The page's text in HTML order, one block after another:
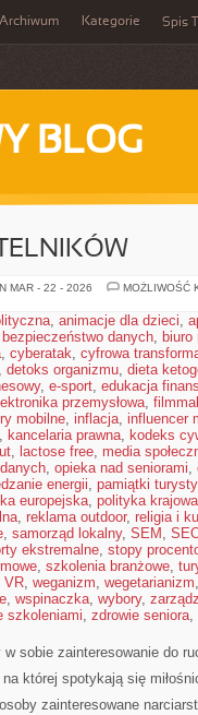
Archiwum Kategorie Spis
BLOG
MAR - 22 - 2026
MOŻLIWOŚĆ
, animacje dla dzieci,
bezpieczeństwo danych, biuro
, cyberatak, cyfrowa
detoks organizmu, dieta
, e-sport, edukacja
przemysłowa,
mobilne, inflacja, influencer
, kancelaria prawna, kodeks
, lactose free, media
, opieka nad seniorami,
energii, pamiątki
europejska, polityka krajowa
, reklama outdoor, religia i
, samorząd lokalny, SEM ,
ekstremalne, stopy
, szkolenia branżowe,
VR, weganizm, wegetarianizm
, wspinaczka, wybory,
szkoleniami, zdrowie seniora,
sobie zainteresowanie do
której spotykają się
zainteresowane